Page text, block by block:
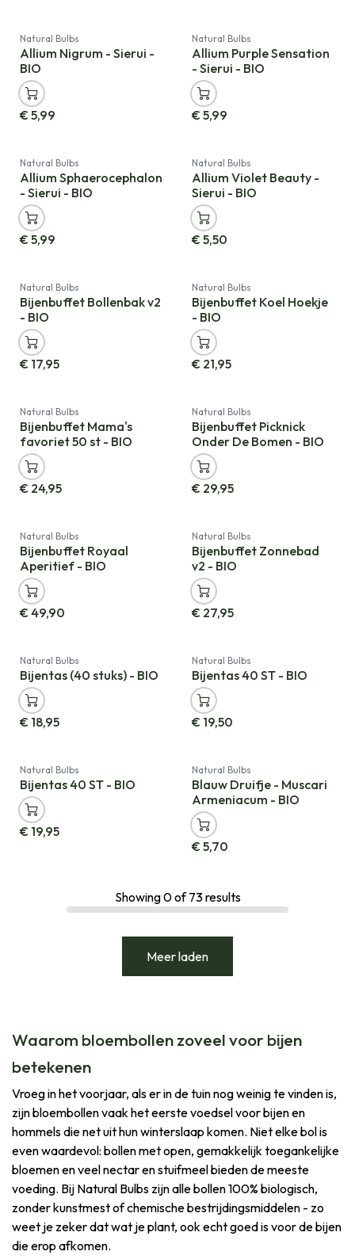
Natural Bulbs
Allium Nigrum - Sierui -
BIO
€5,99
Natural Bulbs
Allium Purple Sensation
- Sierui - BIO
€5,99
Natural Bulbs
Allium Sphaerocephalon
- Sierui - BIO
€5,99
Natural Bulbs
Allium Violet Beauty -
Sierui - BIO
€5,50
Natural Bulbs
Bijenbuffet Bollenbak v2
- BIO
€ 17,95
Natural Bulbs
Bijenbuffet Koel Hoekje
- BIO
€ 21,95
Natural Bulbs
Bijenbuffet Mama's
favoriet 50 st - BIO
€ 24,95
Natural Bulbs
Bijenbuffet Picknick
Onder De Bomen - BIO
€ 29,95
Natural Bulbs
Bijenbuffet Royaal
Aperitief - BIO
€49,90
Natural Bulbs
Bijenbuffet Zonnebad
v2 - BIO
€ 27,95
Natural Bulbs
Bijentas (40 stuks) - BIO
€ 18,95
Natural Bulbs
Bijentas 40 ST - BIO
€ 19,50
Natural Bulbs
Bijentas 40 ST - BIO
€ 19,95
Natural Bulbs
Blauw Druifje - Muscari
Armeniacum - BIO
€5,70
Showing0of73results
Meer laden
Waarom bloembollen zoveel voor bijen
betekenen
Vroeg in het voorjaar, als er in de tuin nog weinig te vinden is,
zijn bloembollen vaak het eerste voedsel voor bijen en
hommels die net uit hun winterslaap komen. Niet elke bol is
even waardevol: bollen met open, gemakkelijk toegankelijke
bloemen en veel nectar en stuifmeel bieden de meeste
voeding. Bij Natural Bulbs zijn alle bollen 100% biologisch,
zonder kunstmest of chemische bestrijdingsmiddelen - zo
weet je zeker dat wat je plant, ook echt goed is voor de bijen
die erop afkomen.